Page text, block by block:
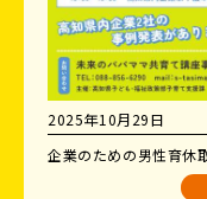
2025年10月29日
企業のための男性育休